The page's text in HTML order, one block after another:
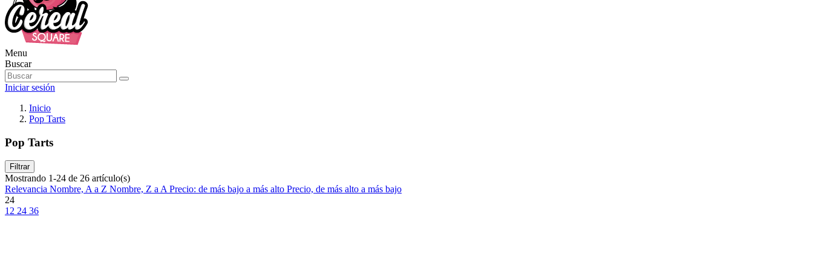
Menu
Buscar
Iniciar sesión
Inicio
Pop Tarts
Pop Tarts
Filtrar
Mostrando 1-24 de 26 artículo(s)
Relevancia Nombre, A a Z Nombre, Z a APrecio: de más bajo a más alto Precio, de más alto a más bajo
24
12 24 36